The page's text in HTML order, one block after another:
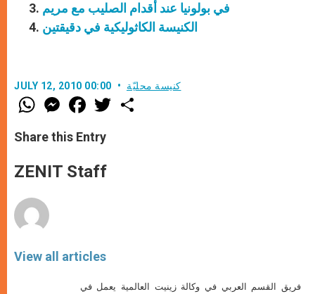
في بولونيا عند أقدام الصليب مع مريم
الكنيسة الكاثوليكية في دقيقتين
JULY 12, 2010 00:00 كنيسة محليّة
W
h
t
s
p
p
M
e
s
e
g
e
F
a
e
b
o
k
w
Share this Entry
ZENIT Staff
View all articles
فريق القسم العربي في وكالة زينيت العالمية يعمل في